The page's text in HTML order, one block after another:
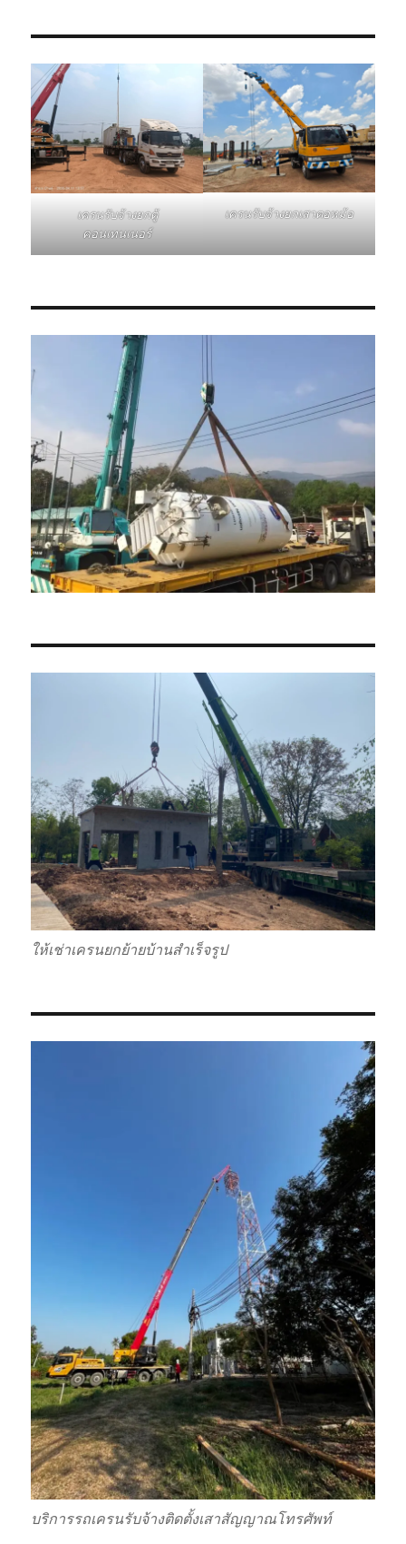
เครนรับจ้างยกตู้
คอนเทนเนอร์
เครนรับจ้างยกเสาตอหม้อ
ให้เช่าเครนยกย้ายบ้านสำเร็จรูป
บริการรถเครนรับจ้างติดตั้งเสาสัญญาณโทรศัพท์